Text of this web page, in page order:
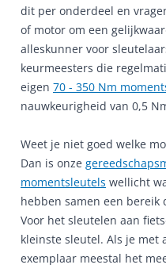
dit per onderdeel en
of motor om een
alleskunner voor
keurmeesters die
eigen 70 - 350 Nm
nauwkeurigheid van 0,5
Weet je niet goed welke
Dan is onze
momentsleutels wellicht
hebben samen een bereik
Voor het sleutelen aan
kleinste sleutel. Als je met
exemplaar meestal het